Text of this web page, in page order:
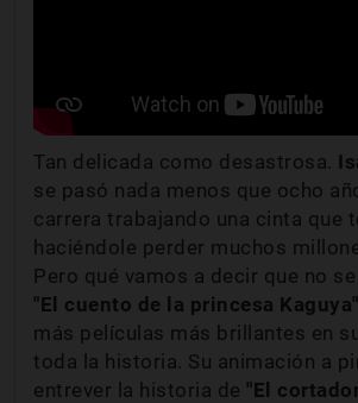
Tan delicada como desastrosa.
se pasó nada menos que ocho
carrera trabajando una cinta que
haciéndole perder muchos
Pero qué vamos a decir que no
"El cuento de la princesa Kaguya"
más películas más brillantes en
toda la historia. Su animación a
entrever la historia de "El